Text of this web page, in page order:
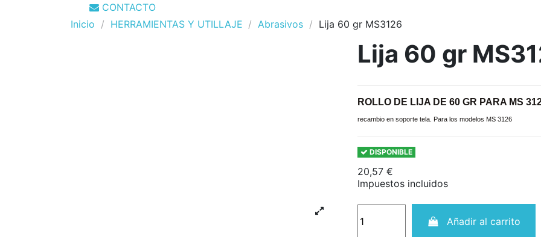
CONTACTO
Inicio
HERRAMIENTAS Y UTILLAJE Abrasivos Lija 60 gr MS3126
Lija 60 gr
ROLLO DE LIJA DE 60 GR PARA MS
recambio en soporte tela. Para los modelos MS 3126
DISPONIBLE
20,57 €
Impuestos incluidos
Añadir al carrito